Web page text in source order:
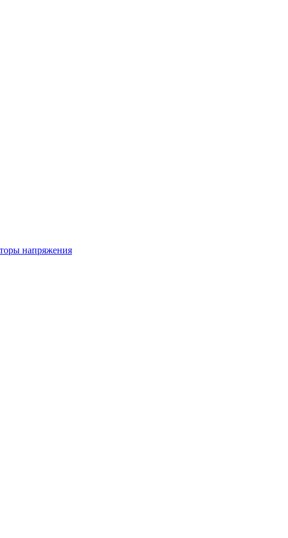
напряжения